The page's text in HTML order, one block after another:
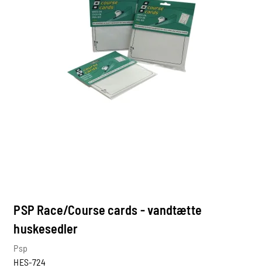
PSP Race/Course cards - vandtætte
huskesedler
Psp
HES-724